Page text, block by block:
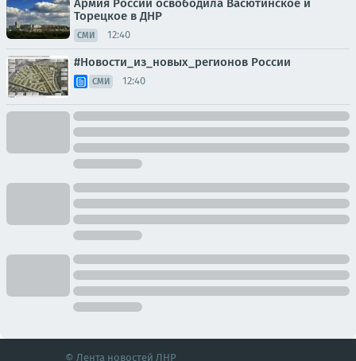
Торецкое в ДНР
СМИ 12:40
#Новости_из_новых_регионов России
СМИ 12:40
© Лента новостей ЛНР